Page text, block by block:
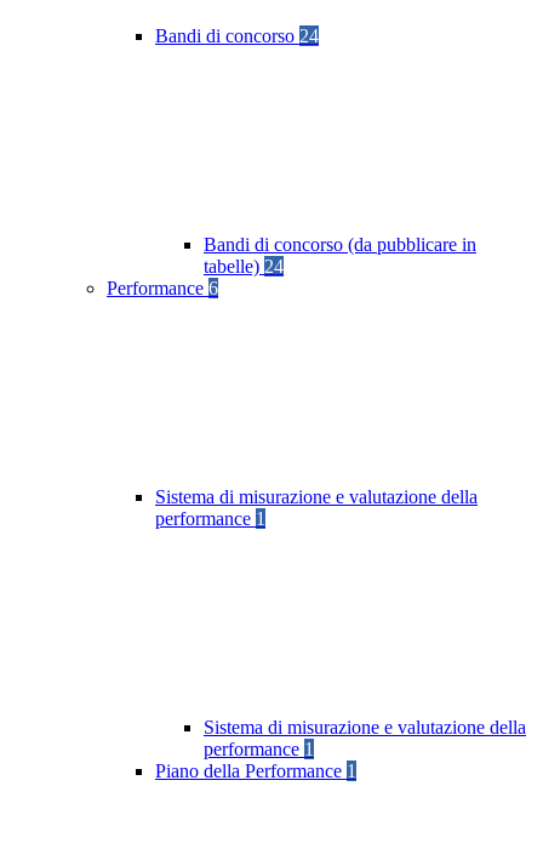
Bandi di concorso 24
Bandi di concorso (da pubblicare in
tabelle) 24
Performance 6
Sistema di misurazione e valutazione della
performance 1
Sistema di misurazione e valutazione della
performance 1
Piano della Performance 1